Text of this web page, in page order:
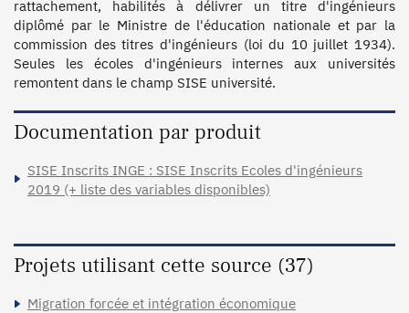
rattachement, habilités à délivrer un titre d'ingénieurs
diplômé par le Ministre de l'éducation nationale et par la
commission des titres d'ingénieurs (loi du 10 juillet 1934).
Seules les écoles d'ingénieurs internes aux universités
Documentation par produit
SISE Inscrits INGE : SISE Inscrits Ecoles d'ingénieurs
2019 (+ liste des variables disponibles)
Projets utilisant cette source (37)
Migration forcée et intégration économique